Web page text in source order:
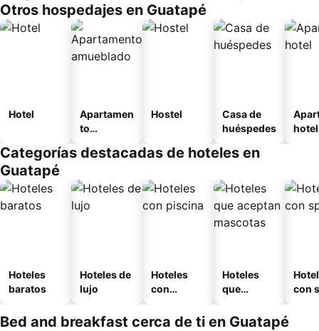
Otros hospedajes en Guatapé
Hotel
Apartamen
to
o
Hostel
Casa de
huéspedes
hotel
Categorías destacadas de hoteles en
Guatapé
Hoteles
baratos
Hoteles de
lujo
Hoteles
con
Hoteles
que
mascotas
con
Bed and breakfast cerca de ti en Guatapé